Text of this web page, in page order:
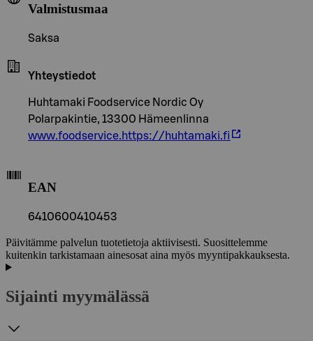
Valmistusmaa
Saksa
Yhteystiedot
Huhtamaki Foodservice Nordic Oy
Polarpakintie, 13300 Hämeenlinna
www.foodservice.https://huhtamaki.fi
EAN
6410600410453
Päivitämme palvelun tuotetietoja aktiivisesti. Suosittelemme
kuitenkin tarkistamaan ainesosat aina myös myyntipakkauksesta.
Sijainti myymälässä